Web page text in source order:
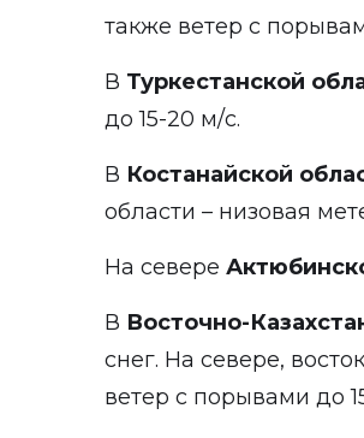
также ветер с
В Туркестанской
до 15-20 м/с.
В Костанайской
области – низовая
На севере
В Восточно-
снег. На севере,
ветер с порывами до